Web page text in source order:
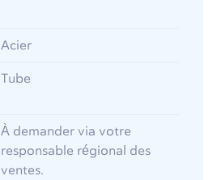
Acier
Tube
À demander via votre
responsable régional des
ventes.